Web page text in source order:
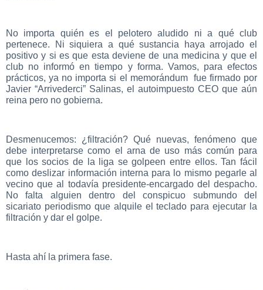
No importa quién es el pelotero aludido ni a qué club
pertenece. Ni siquiera a qué sustancia haya arrojado el
positivo y si es que esta deviene de una medicina y que el
club no informó en tiempo y forma. Vamos, para efectos
prácticos, ya no importa si el memorándum fue firmado por
Javier “Arrivederci” Salinas, el autoimpuesto CEO que aún
reina pero no gobierna.
Desmenucemos: ¿filtración? Qué nuevas, fenómeno que
debe interpretarse como el arna de uso más común para
que los socios de la liga se golpeen entre ellos. Tan fácil
como deslizar información interna para lo mismo pegarle al
vecino que al todavía presidente-encargado del despacho.
No falta alguien dentro del conspicuo submundo del
sicariato periodismo que alquile el teclado para ejecutar la
filtración y dar el golpe.
Hasta ahí la primera fase.